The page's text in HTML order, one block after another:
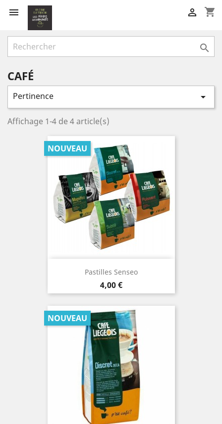
 shopping_cart


CAFÉ
Pertinence 
Affichage 1-4 de 4 article(s)
Pastilles Senseo
Prix
4,00 €
NOUVEAU
NOUVEAU